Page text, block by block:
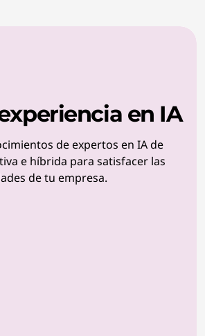
en IA
de expertos en IA de
e híbrida para satisfacer las
de tu empresa.